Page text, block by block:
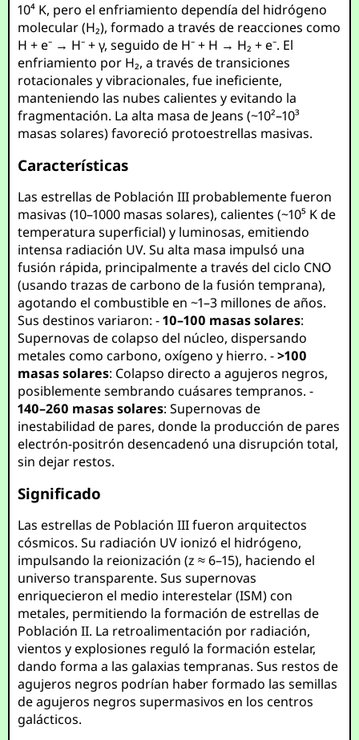
10⁴ K, pero el enfriamiento dependía del hidrógeno
molecular (H₂), formado a través de reacciones como
H + e⁻ → H⁻ + γ, seguido de H⁻ + H → H₂ + e⁻. El
enfriamiento por H₂, a través de transiciones
rotacionales y vibracionales, fue ineficiente,
manteniendo las nubes calientes y evitando la
fragmentación. La alta masa de Jeans (~10²–10³
masas solares) favoreció protoestrellas masivas.
Características
Las estrellas de Población III probablemente fueron
masivas (10–1000 masas solares), calientes (~10⁵ K de
temperatura superficial) y luminosas, emitiendo
intensa radiación UV. Su alta masa impulsó una
fusión rápida, principalmente a través del ciclo CNO
(usando trazas de carbono de la fusión temprana),
agotando el combustible en ~1–3 millones de años.
Sus destinos variaron: -10–100 masas solares:
Supernovas de colapso del núcleo, dispersando
metales como carbono, oxígeno y hierro. ->100
masas solares: Colapso directo a agujeros negros,
posiblemente sembrando cuásares tempranos. -
140–260 masas solares: Supernovas de
inestabilidad de pares, donde la producción de pares
electrón-positrón desencadenó una disrupción total,
sin dejar restos.
Significado
Las estrellas de Población III fueron arquitectos
cósmicos. Su radiación UV ionizó el hidrógeno,
impulsando la reionización (z ≈ 6–15), haciendo el
universo transparente. Sus supernovas
enriquecieron el medio interestelar (ISM) con
metales, permitiendo la formación de estrellas de
Población II. La retroalimentación por radiación,
vientos y explosiones reguló la formación estelar,
dando forma a las galaxias tempranas. Sus restos de
agujeros negros podrían haber formado las semillas
de agujeros negros supermasivos en los centros
galácticos.